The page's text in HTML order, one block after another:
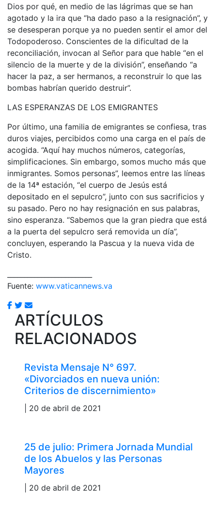
Dios por qué, en medio de las lágrimas que se han
agotado y la ira que “ha dado paso a la resignación”, y
se desesperan porque ya no pueden sentir el amor del
Todopoderoso. Conscientes de la dificultad de la
reconciliación, invocan al Señor para que hable “en el
silencio de la muerte y de la división”, enseñando “a
hacer la paz, a ser hermanos, a reconstruir lo que las
bombas habrían querido destruir”.
LAS ESPERANZAS DE LOS EMIGRANTES
Por último, una familia de emigrantes se confiesa, tras
duros viajes, percibidos como una carga en el país de
acogida. “Aquí hay muchos números, categorías,
simplificaciones. Sin embargo, somos mucho más que
inmigrantes. Somos personas”, leemos entre las líneas
de la 14ª estación, “el cuerpo de Jesús está
depositado en el sepulcro”, junto con sus sacrificios y
su pasado. Pero no hay resignación en sus palabras,
sino esperanza. “Sabemos que la gran piedra que está
a la puerta del sepulcro será removida un día”,
concluyen, esperando la Pascua y la nueva vida de
Cristo.
Fuente: www.vaticannews.va
ARTÍCULOS
RELACIONADOS
Revista Mensaje N° 697.
«Divorciados en nueva unión:
Criterios de discernimiento»
| 20 de abril de 2021
25 de julio: Primera Jornada Mundial
de los Abuelos y las Personas
Mayores
| 20 de abril de 2021